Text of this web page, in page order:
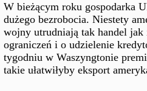
W bieżącym roku gospodarka
dużego bezrobocia. Niestety
wojny utrudniają tak handel
ograniczeń i o udzielenie
tygodniu w Waszyngtonie
takie ułatwiłyby eksport